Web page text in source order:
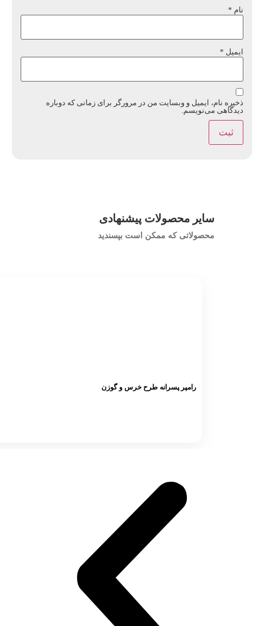
نام *
ایمیل *
ذخیره نام، ایمیل و وبسایت من در مرورگر برای زمانی که دوباره
دیدگاهی می‌نویسم.
سایر محصولات پیشنهادی
محصولاتی که ممکن است بپسندید
رامپر پسرانه طرح خرس و گوزن